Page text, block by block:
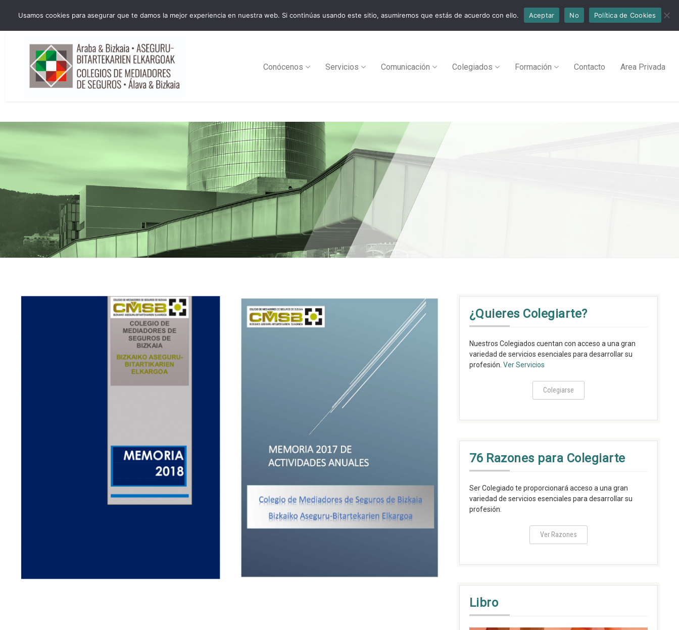
administracion@cmsab.eus 94.442.43.43 Móvil y Whatsapp 688.889.170
Conócenos Servicios Comunicación Colegiados Formación Contacto Area Privada
¿Quieres Colegiarte?
Nuestros Colegiados cuentan con acceso a una gran
variedad de servicios esenciales para desarrollar su
profesión. Ver Servicios
Colegiarse
76 Razones para Colegiarte
Ser Colegiado te proporcionará acceso a una gran
variedad de servicios esenciales para desarrollar su
profesión.
Ver Razones
Libro
Usamos cookies para asegurar que te damos la mejor experiencia en nuestra web. Si continúas usando este sitio, asumiremos que estás de acuerdo con ello. Aceptar No Política de Cookies